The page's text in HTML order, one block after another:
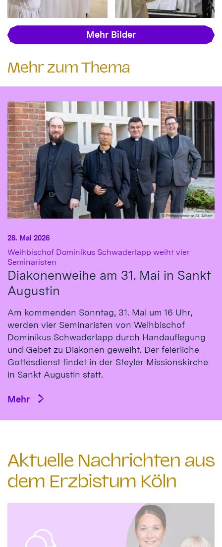
Mehr Bilder
Mehr zum Thema
© Priesterseminar St. Albert
Weihbischof Dominikus Schwaderlapp weiht vier
Seminaristen
Diakonenweihe am 31. Mai in Sankt
Augustin
28. Mai 2026
Am kommenden Sonntag, 31. Mai um 16 Uhr,
werden vier Seminaristen von Weihbischof
Dominikus Schwaderlapp durch Handauflegung
und Gebet zu Diakonen geweiht. Der feierliche
Gottesdienst findet in der Steyler Missionskirche
in Sankt Augustin statt.
Mehr
Aktuelle Nachrichten aus
dem Erzbistum Köln